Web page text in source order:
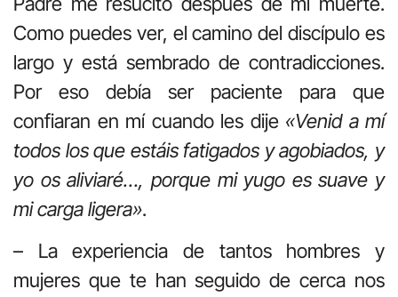
Como puedes ver, el camino del discípulo es
largo y está sembrado de contradicciones.
Por eso debía ser paciente para que
confiaran en mí cuando les dije «Venid a mí
todos los que estáis fatigados y agobiados, y
yo os aliviaré…, porque mi yugo es suave y
mi carga ligera».
– La experiencia de tantos hombres y
mujeres que te han seguido de cerca nos